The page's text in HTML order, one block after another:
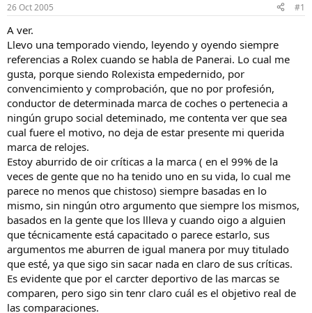
l
h
i
l
o
i
26 Oct 2005 #1
A ver.
Llevo una temporado viendo, leyendo y oyendo siempre
referencias a Rolex cuando se habla de Panerai. Lo cual me
gusta, porque siendo Rolexista empedernido, por
convencimiento y comprobación, que no por profesión,
conductor de determinada marca de coches o pertenecia a
ningún grupo social deteminado, me contenta ver que sea
cual fuere el motivo, no deja de estar presente mi querida
marca de relojes.
Estoy aburrido de oir críticas a la marca ( en el 99% de la
veces de gente que no ha tenido uno en su vida, lo cual me
parece no menos que chistoso) siempre basadas en lo
mismo, sin ningún otro argumento que siempre los mismos,
basados en la gente que los llleva y cuando oigo a alguien
que técnicamente está capacitado o parece estarlo, sus
argumentos me aburren de igual manera por muy titulado
que esté, ya que sigo sin sacar nada en claro de sus críticas.
Es evidente que por el carcter deportivo de las marcas se
comparen, pero sigo sin tenr claro cuál es el objetivo real de
las comparaciones.